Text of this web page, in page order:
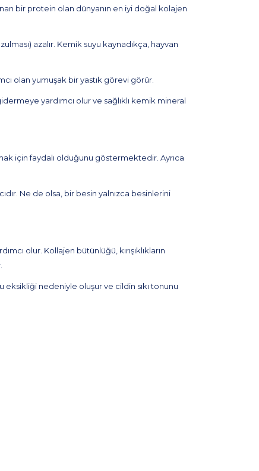
bir protein olan dünyanın en iyi doğal kolajen
azalır. Kemik suyu kaynadıkça, hayvan
olan yumuşak bir yastık görevi görür.
yardımcı olur ve sağlıklı kemik mineral
için faydalı olduğunu göstermektedir. Ayrıca
Ne de olsa, bir besin yalnızca besinlerini
olur. Kollajen bütünlüğü, kırışıklıkların
nedeniyle oluşur ve cildin sıkı tonunu